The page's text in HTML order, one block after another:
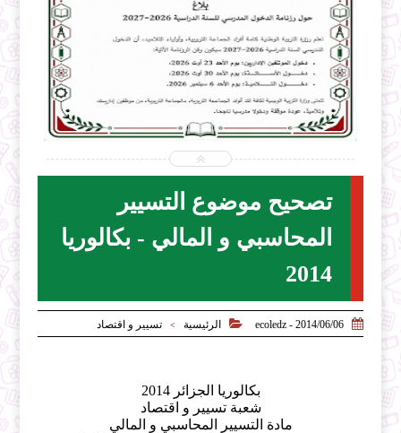
2026-07-31
ecoledz.net
تصحيح موضوع التسيير
المحاسبي و المالي - بكالوريا
2014

2014/06/06 - ecoledz
 الرئيسية > تسيير و اقتصاد
بكالوريا الجزائر 2014
شعبة تسيير و اقتصاد
مادة التسيير المحاسبي و المالي